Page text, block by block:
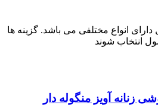
انواع مختلفی می باشد. گزینه ها
انتخاب شوند